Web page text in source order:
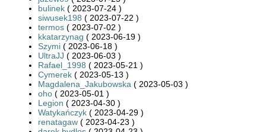
bulinek ( 2023-07-24 )
siwusek198 ( 2023-07-22 )
termos ( 2023-07-02 )
kkatarzynag ( 2023-06-19 )
Szymi ( 2023-06-18 )
UltraJJ ( 2023-06-03 )
Rafael_1998 ( 2023-05-21 )
Cymerek ( 2023-05-13 )
Magdalena_Jakubowska ( 2023-05-03 )
oho ( 2023-05-01 )
Legion ( 2023-04-30 )
Watykańczyk ( 2023-04-29 )
renatagaw ( 2023-04-23 )